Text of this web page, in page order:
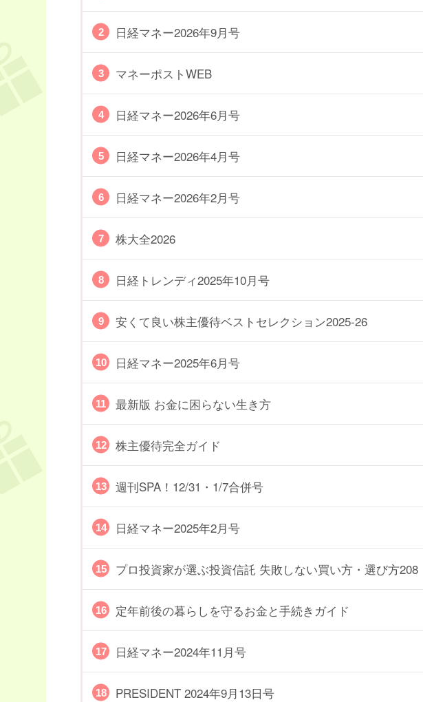
日経マネー2026年9月号
マネーポストWEB
日経マネー2026年6月号
日経マネー2026年4月号
日経マネー2026年2月号
株大全2026
日経トレンディ2025年10月号
安くて良い株主優待ベストセレクション2025-26
日経マネー2025年6月号
最新版 お金に困らない生き方
株主優待完全ガイド
週刊SPA！12/31・1/7合併号
日経マネー2025年2月号
プロ投資家が選ぶ投資信託 失敗しない買い方・選び方208
定年前後の暮らしを守るお金と手続きガイド
日経マネー2024年11月号
PRESIDENT 2024年9月13日号